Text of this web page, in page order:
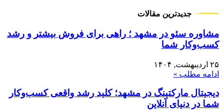
جدیدترین مقالات
مشاوره سئو در مشهد ؛ راهی برای فروش بیشتر و رشد
کسب‌وکار شما
۲۵ اردیبهشت, ۱۴۰۴
ادامه مطلب »
دیجیتال مارکتینگ در مشهد؛ کلید رشد واقعی کسب‌وکار
شما در دنیای آنلاین